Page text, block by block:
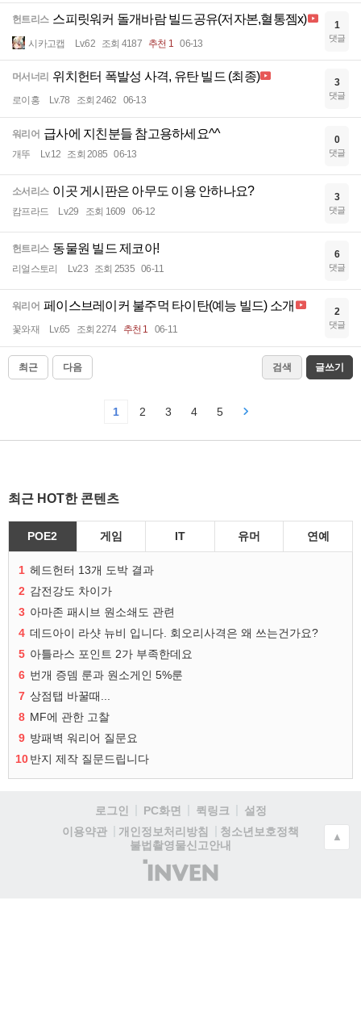
헌트리스 스피릿워커 돌개바람 빌드공유(저자본,혈통젬x)
시카고캡 Lv.62 조회 4187 추천 1 06-13
1
댓글
머서너리 위치헌터 폭발성 사격, 유탄 빌드 (최종)
로이홍 Lv.78 조회 2462 06-13
3
댓글
워리어 급사에 지친분들 참고용하세요^^
개뚜 Lv.12 조회 2085 06-13
0
댓글
소서리스 이곳 게시판은 아무도 이용 안하나요?
캄프라드 Lv.29 조회 1609 06-12
3
댓글
헌트리스 동물원 빌드 제코아!
리얼스토리 Lv.23 조회 2535 06-11
6
댓글
워리어 페이스브레이커 불주먹 타이탄(예능 빌드) 소개
꽃와재 Lv.65 조회 2274 추천 1 06-11
2
댓글
최근 다음 검색 글쓰기
1 2 3 4 5
최근 HOT한 콘텐츠
POE2 게임 IT 유머 연예
1 헤드헌터 13개 도박 결과
2 감전강도 차이가
3 아마존 패시브 원소쇄도 관련
4 데드아이 라샷 뉴비 입니다. 회오리사격은 왜 쓰는건가요?
5 아틀라스 포인트 2가 부족한데요
6 번개 증뎀 룬과 원소게인 5%룬
7 상점탭 바꿀때...
8 MF에 관한 고찰
9 방패벽 워리어 질문요
10반지 제작 질문드립니다
로그인 PC화면 퀵링크
설정
이용약관
개인정보처리방침
청소년보호정책
불법촬영물신고안내
(주)
인
▲